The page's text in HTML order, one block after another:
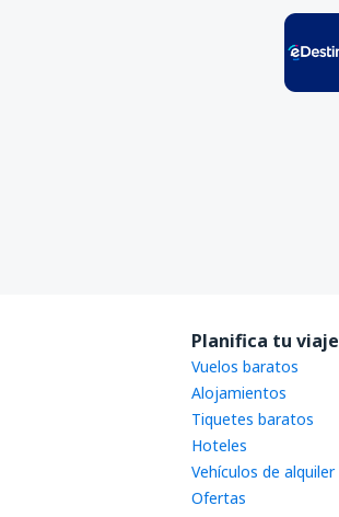
Planifica tu viaje
Vuelos baratos
Alojamientos
Tiquetes baratos
Hoteles
Vehículos de alquiler
Ofertas